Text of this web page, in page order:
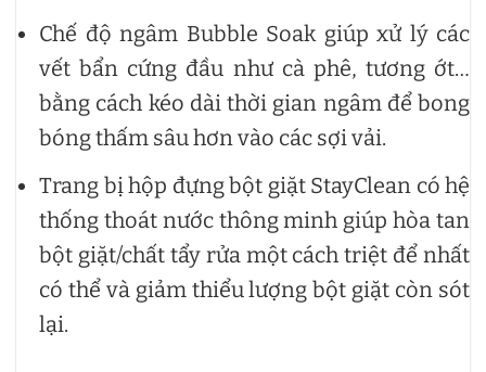
Chế độ ngâm Bubble Soak giúp xử lý các
vết bẩn cứng đầu như cà phê, tương ớt…
bằng cách kéo dài thời gian ngâm để bong
bóng thấm sâu hơn vào các sợi vải.
Trang bị hộp đựng bột giặt StayClean có hệ
thống thoát nước thông minh giúp hòa tan
bột giặt/chất tẩy rửa một cách triệt để nhất
có thể và giảm thiểu lượng bột giặt còn sót
lại.